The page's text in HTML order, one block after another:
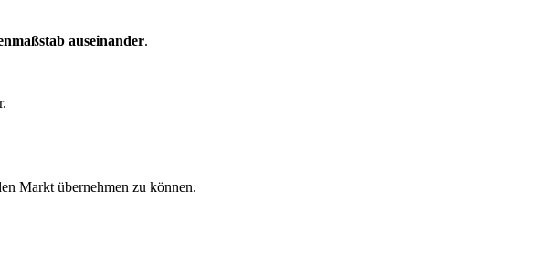
auseinander.
Markt übernehmen zu können.